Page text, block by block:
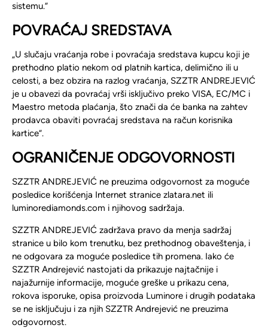
sistemu.“
POVRAĆAJ SREDSTAVA
„U slučaju vraćanja robe i povraćaja sredstava kupcu koji je
prethodno platio nekom od platnih kartica, delimično ili u
celosti, a bez obzira na razlog vraćanja, SZZTR ANDREJEVIĆ
je u obavezi da povraćaj vrši isključivo preko VISA, EC/MC i
Maestro metoda plaćanja, što znači da će banka na zahtev
prodavca obaviti povraćaj sredstava na račun korisnika
kartice“.
OGRANIČENJE ODGOVORNOSTI
SZZTR ANDREJEVIĆ ne preuzima odgovornost za moguće
posledice korišćenja Internet stranice zlatara.net ili
luminorediamonds.com i njihovog sadržaja.
SZZTR ANDREJEVIĆ zadržava pravo da menja sadržaj
stranice u bilo kom trenutku, bez prethodnog obaveštenja, i
ne odgovara za moguće posledice tih promena. Iako će
SZZTR Andrejević nastojati da prikazuje najtačnije i
najažurnije informacije, moguće greške u prikazu cena,
rokova isporuke, opisa proizvoda Luminore i drugih podataka
se ne isključuju i za njih SZZTR Andrejević ne preuzima
odgovornost.